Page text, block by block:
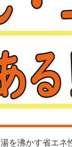
を沸かす省エネ